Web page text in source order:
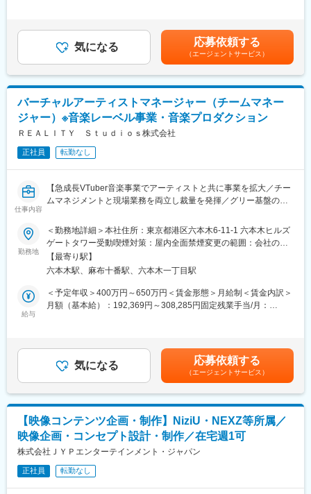
変更の範囲：会社の定める業務
私たちと一緒に新しいエンタテインメントのカタチを追求し、
日本初、世界初に挑戦しませんか？
無＞有＜残業手当＞有＜給与補足＞■定期昇給：年1回■賞与：年2
回■その他固定手当／月：確定拠出型年金（加入選択型）※職歴の
ある方はご経験やスキルを考慮して、給与を決定いたします。賃
金はあくまでも目安の金額であり、選考を通じて上下する可能性
があります。月給(月額)は固定手当を含めた表記です。
気になる 応募依頼する
（エージェントサービス）
バーチャルアーティストマネージャー（チームマネー
ジャー）※音楽レーベル事業・音楽プロダクション
ＲＥＡＬＩＴＹ Ｓｔｕｄｉｏｓ株式会社
正社員 転勤なし
仕事内容
【急成長VTuber音楽事業でアーティストと共に事業を拡大／チー
ムマネジメントと現場業務を両立し裁量を発揮／グリー基盤の安
■採用概要：
グリー100％子会社として2023年に設立されたVTuber事務所企業
です。音楽レーベルやプロダクション事業を展開し、バーチャル
アーティストの価値最大化と市場拡大を目的に、多様なタレント
のマネジメントを行っています。
【RK Music_事業内容】
ンガー）特化型の音楽プロダクションです。KMNZ、HACHI、
VESPERBELLなど、個性豊かなアーティストが所属し、音楽制
作・ライブ・映像コンテンツなど多彩な活動を展開。3D技術やメ
■採用背景
所属タレントを約20名規模へ拡大し、数十億規模の事業成長を見
据える中で、アーティストマネジメント体制の強化が急務です。
速を図るための募集です。
勤務地
＜勤務地詳細＞本社住所：東京都港区六本木6-11-1 六本木ヒルズ
ゲートタワー受動喫煙対策：屋内全面禁煙変更の範囲：会社の定
める事業所
【最寄り駅】
六本木駅、麻布十番駅、六本木一丁目駅
給与
＜予定年収＞400万円～650万円＜賃金形態＞月給制＜賃金内訳＞
月額（基本給）：192,369円～308,285円固定残業手当/月：
でも目安の金額であり、選考を通じて上下する可能性がありま
す。月給(月額)は固定手当を含めた表記です。
気になる 応募依頼する
（エージェントサービス）
【映像コンテンツ企画・制作】NiziU・NEXZ等所属／
映像企画・コンセプト設計・制作／在宅週1可
株式会社ＪＹＰエンターテインメント・ジャパン
正社員 転勤なし